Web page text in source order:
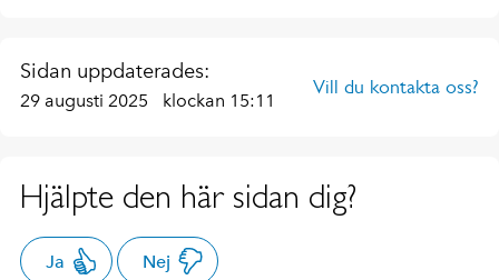
Sidan uppdaterades:
29 augusti 2025 klockan 15:11
Vill du kontakta oss?
Hjälpte den här sidan dig?
Ja Nej